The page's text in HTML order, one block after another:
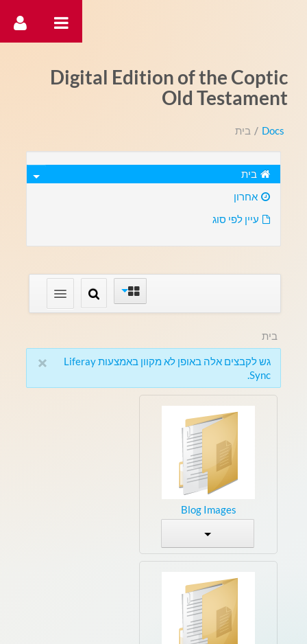
Digital Edition of the Coptic
Old Testament
Docs
/ בית
בית
אחרון
עיין לפי סוג
בית
×
גש לקבצים אלה באופן לא מקוון באמצעות Liferay
Sync.
Blog Images